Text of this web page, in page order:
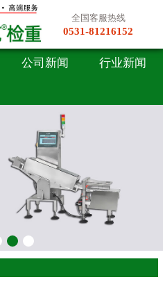
全国客服热线
0531-81216152
公司新闻 行业新闻